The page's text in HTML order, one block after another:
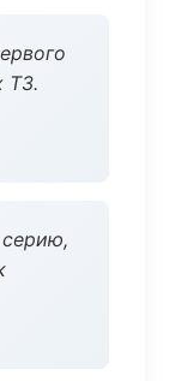
ТЗ.